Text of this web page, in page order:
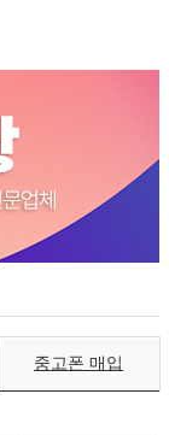
중고폰 매입